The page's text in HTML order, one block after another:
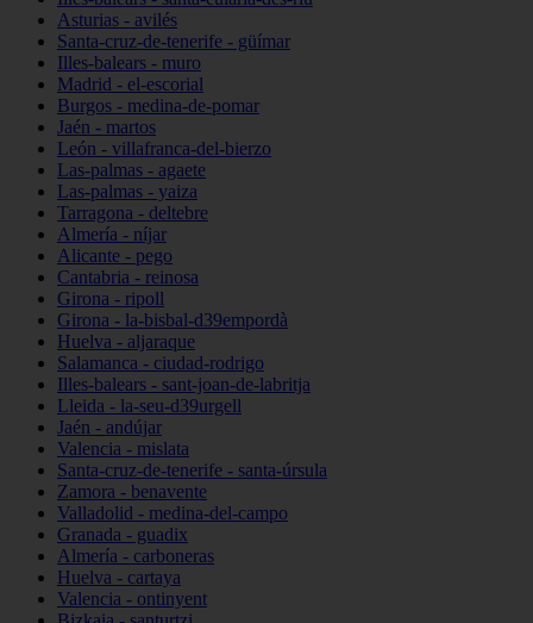
Asturias - avilés
Santa-cruz-de-tenerife - güímar
Illes-balears - muro
Madrid - el-escorial
Burgos - medina-de-pomar
Jaén - martos
León - villafranca-del-bierzo
Las-palmas - agaete
Las-palmas - yaiza
Tarragona - deltebre
Almería - níjar
Alicante - pego
Cantabria - reinosa
Girona - ripoll
Girona - la-bisbal-d39empordà
Huelva - aljaraque
Salamanca - ciudad-rodrigo
Illes-balears - sant-joan-de-labritja
Lleida - la-seu-d39urgell
Jaén - andújar
Valencia - mislata
Santa-cruz-de-tenerife - santa-úrsula
Zamora - benavente
Valladolid - medina-del-campo
Granada - guadix
Almería - carboneras
Huelva - cartaya
Valencia - ontinyent